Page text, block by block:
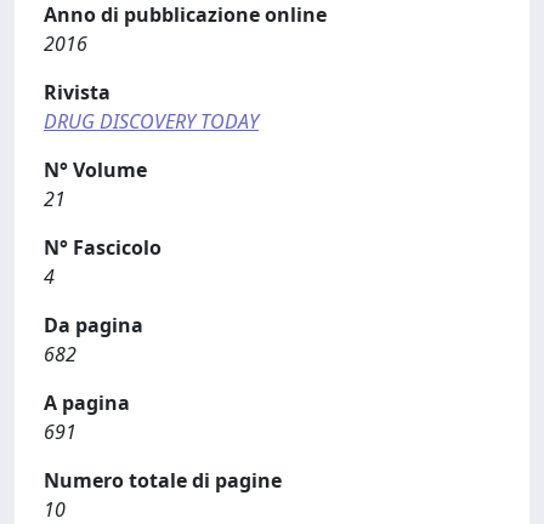
Anno di pubblicazione online
2016
Rivista
DRUG DISCOVERY TODAY
N° Volume
21
N° Fascicolo
4
Da pagina
682
A pagina
691
Numero totale di pagine
10